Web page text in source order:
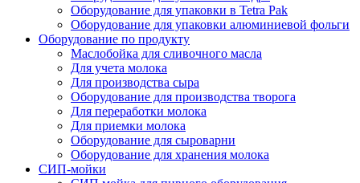
Оборудование для упаковки в Tetra Pak
Оборудование для упаковки алюминиевой фольги
Оборудование по продукту
Маслобойка для сливочного масла
Для учета молока
Для производства сыра
Оборудование для производства творога
Для переработки молока
Для приемки молока
Оборудование для сыроварни
Оборудование для хранения молока
СИП-мойки